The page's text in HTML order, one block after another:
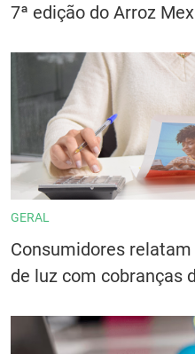
7ª edição do Arroz
GERAL
Consumidores
de luz com cobranças